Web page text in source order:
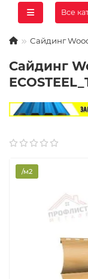
Все
Сайдинг
Сайдинг
/м2